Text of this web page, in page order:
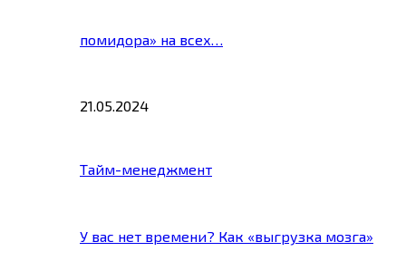
помидора» на всех…
21.05.2024
Тайм-менеджмент
У вас нет времени? Как «выгрузка мозга»